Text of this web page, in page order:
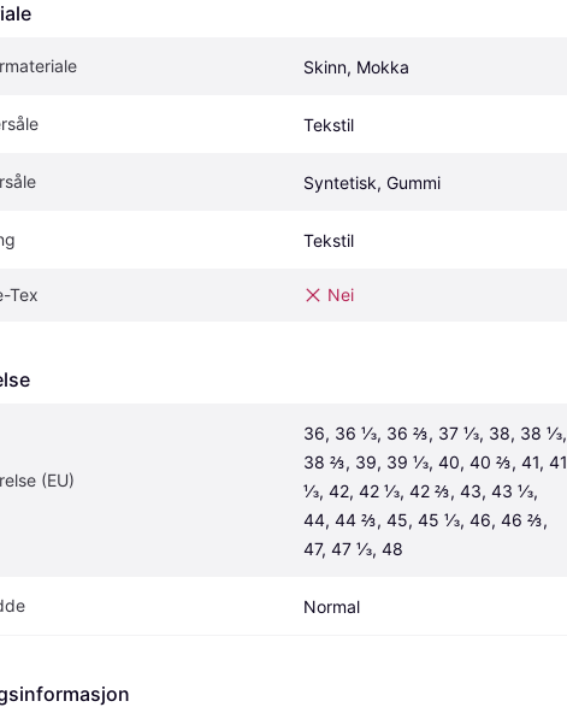
Skinn, Mokka
Tekstil
Syntetisk, Gummi
Tekstil
Tex Nei
(EU)
36, 36 ⅓, 36 ⅔, 37 ⅓, 38, 38 ⅓,
38 ⅔, 39, 39 ⅓, 40, 40 ⅔, 41, 41
⅓, 42, 42 ⅓, 42 ⅔, 43, 43 ⅓,
44, 44 ⅔, 45, 45 ⅓, 46, 46 ⅔,
47, 47 ⅓, 48
Normal